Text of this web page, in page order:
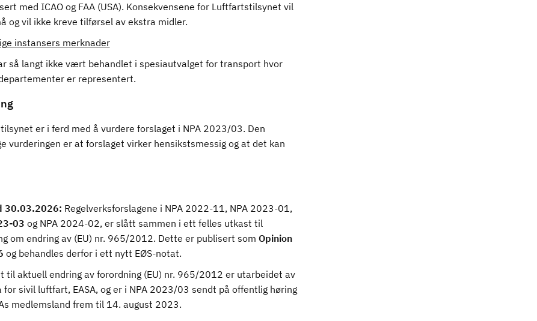
med ICAO og FAA (USA). Konsekvensene for Luftfartstilsynet vil
og vil ikke kreve tilførsel av ekstra midler.
instansers merknader
så langt ikke vært behandlet i spesiautvalget for transport hvor
er representert.
er i ferd med å vurdere forslaget i NPA 2023/03. Den
vurderingen er at forslaget virker hensikstsmessig og at det kan
30.03.2026: Regelverksforslagene i NPA 2022-11, NPA 2023-01,
03 og NPA 2024-02, er slått sammen i ett felles utkast til
om endring av (EU) nr. 965/2012. Dette er publisert som Opinion
og behandles derfor i ett nytt EØS-notat.
til aktuell endring av forordning (EU) nr. 965/2012 er utarbeidet av
for sivil luftfart, EASA, og er i NPA 2023/03 sendt på offentlig høring
medlemsland frem til 14. august 2023.